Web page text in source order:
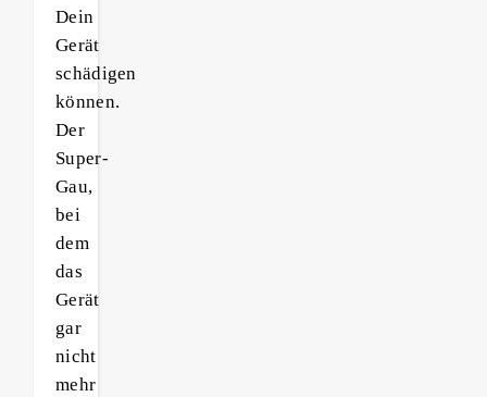
Dein
Gerät
schädigen
können.
Der
Super-
Gau,
bei
dem
das
Gerät
gar
nicht
mehr